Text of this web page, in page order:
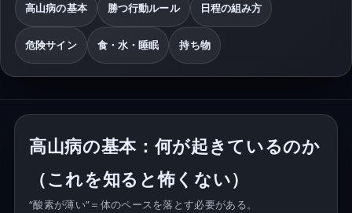
高山病の基本 勝つ行動ルール 日程の組み方
危険サイン 食・水・睡眠 持ち物
高山病の基本：何が起きているのか
（これを知ると怖くない）
“酸素が薄い”＝体のペースを落とす必要がある。